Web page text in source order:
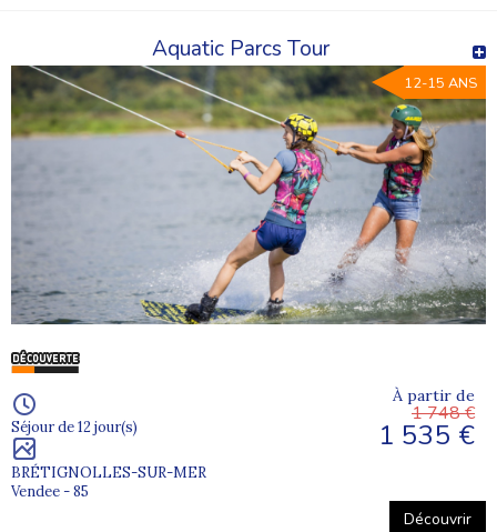
Aquatic Parcs Tour
12-15 ANS
Séjour de 12 jour(s)
BRÉTIGNOLLES-SUR-MER
Vendee - 85
À partir de
1 748 €
1 535 €
Découvrir